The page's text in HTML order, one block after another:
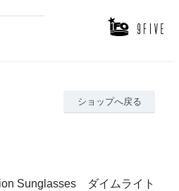
ショップへ戻る
Sunglasses ダイムライト